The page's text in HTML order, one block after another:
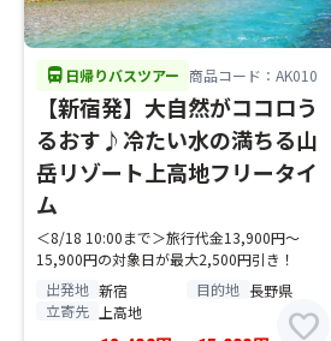
directions_bus 日帰りバスツアー 商品コード：AK010
【新宿発】大自然がココロう
るおす♪冷たい水の満ちる山
岳リゾート上高地フリータイ
ム
＜8/18 10:00まで＞旅行代金13,900円～
15,900円の対象日が最大2,500円引き！
出発地 新宿 目的地 長野県
立寄先
上高地 favorite